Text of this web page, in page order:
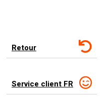
Retour
Service client FR